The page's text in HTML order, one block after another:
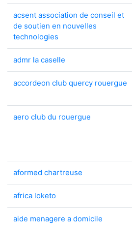
acsent association de conseil et
de soutien en nouvelles
technologies
admr la caselle
accordeon club quercy rouergue
aero club du rouergue
aformed chartreuse
africa loketo
aide menagere a domicile